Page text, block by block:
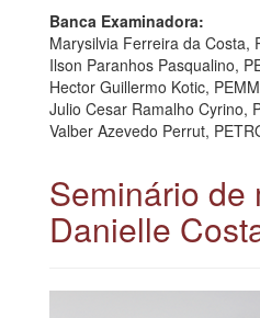
Banca Examinadora:
Marysilvia Ferreira da Costa,
Ilson Paranhos Pasqualino,
Hector Guillermo Kotic,
Julio Cesar Ramalho Cyrino,
Valber Azevedo Perrut,
Seminário de
Danielle